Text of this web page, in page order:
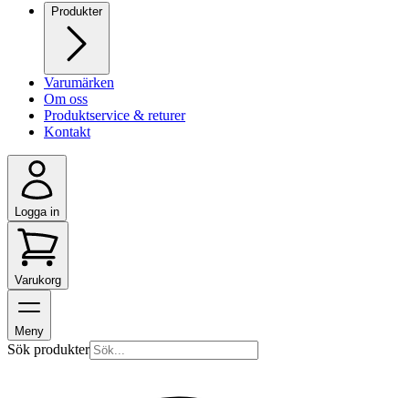
Produkter
Varumärken
Om oss
Produktservice & returer
Kontakt
Logga in
Varukorg
Meny
Sök produkter